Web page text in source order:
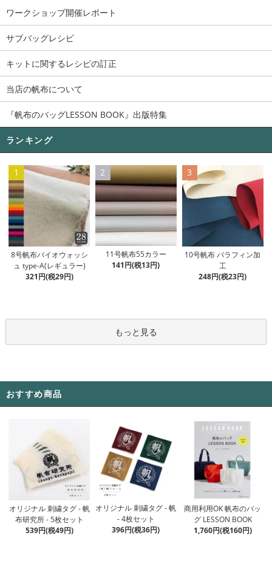
ワークショップ開催レポート
サブバッグレシピ
キットに関するレシピの訂正
当店の帆布について
『帆布のバッグLESSON BOOK』出版特集
ランキング
1
8号帆布バイオウォッシ
ュ type-A(レギュラー)
321円(税29円)
2
11号帆布55カラー
141円(税13円)
3
10号帆布 パラフィン加
工
248円(税23円)
もっと見る
おすすめ商品
オリジナル 刺繍タグ - 帆
布研究所 - 5枚セット
539円(税49円)
オリジナル 刺繍タグ - 帆
- 4枚セット
396円(税36円)
商用利用OK 帆布のバッ
グ LESSON BOOK
1,760円(税160円)